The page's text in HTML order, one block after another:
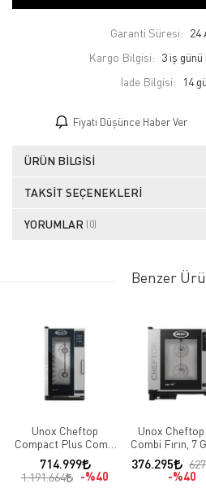
Garanti Süresi: 24
Kargo Bilgisi: 3 iş
İade Bilgisi:
Fiyatı Düşünce Haber Ver
ÜRÜN BILGISI
TAKSIT SEÇENEKLERI
YORUMLAR (0)
Benzer
Unox Cheftop
Compact Plus Combi
Fırın, 10 GN 1/1
Kapasiteli, Elektrikli
714.999
1.191.664 %40
Unox Cheftop
Combi Fırın, 7
Kapasiteli,
376.295
%40